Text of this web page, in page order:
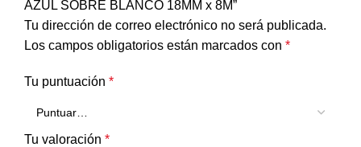
AZUL SOBRE BLANCO 18MM x 8M”
Tu dirección de correo electrónico no será publicada.
Los campos obligatorios están marcados con *
Tu puntuación *
Tu valoración *